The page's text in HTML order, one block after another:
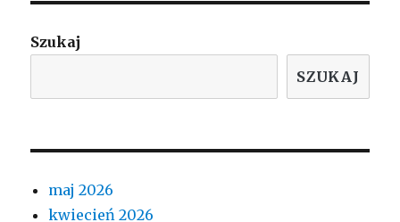
Szukaj
SZUKAJ
maj 2026
kwiecień 2026